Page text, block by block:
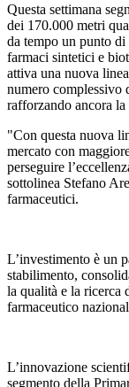
Questa settimana
dei 170.000 metri
da tempo un punto
farmaci sintetici e
attiva una nuova
numero complessivo
rafforzando ancora
"Con questa nuova
mercato con
perseguire
sottolinea Stefano
farmaceutici.
L’investimento è un
stabilimento,
la qualità e la ricerca
farmaceutico
L’innovazione
segmento della